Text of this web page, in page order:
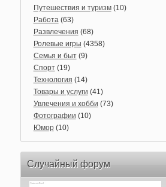
Путешествия и туризм(10)
Работа(63)
Развлечения (68)
Ролевые игры (4358)
Семья и быт(9)
Спорт(19)
Технология (14)
Товары и услуги (41)
Увлечения и хобби (73)
Фотографии (10)
Юмор(10)
Случайный форум